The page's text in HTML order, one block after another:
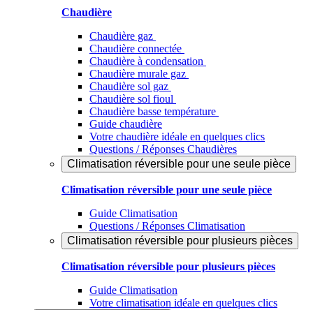
Chaudière
Chaudière gaz
Chaudière connectée
Chaudière à condensation
Chaudière murale gaz
Chaudière sol gaz
Chaudière sol fioul
Chaudière basse température
Guide chaudière
Votre chaudière idéale en quelques clics
Questions / Réponses Chaudières
Climatisation réversible pour une seule pièce
Climatisation réversible pour une seule pièce
Guide Climatisation
Questions / Réponses Climatisation
Climatisation réversible pour plusieurs pièces
Climatisation réversible pour plusieurs pièces
Guide Climatisation
Votre climatisation idéale en quelques clics